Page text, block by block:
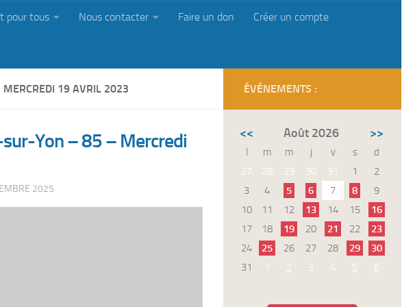
pour tous Nous contacter Faire un don Créer un compte
19 AVRIL 2023
sur-Yon – 85 – Mercredi
2025
ÉVÉNEMENTS :
<< Août 2026 >>
l m m j v s
d
27
28 29 30 31 1
2
3
4 5 6 7 8
9
10
11 12 13 14 15
16
17
18 19 20 21 22
23
24
25 26 27 28 29
30
31
1 2 3 4 5 6